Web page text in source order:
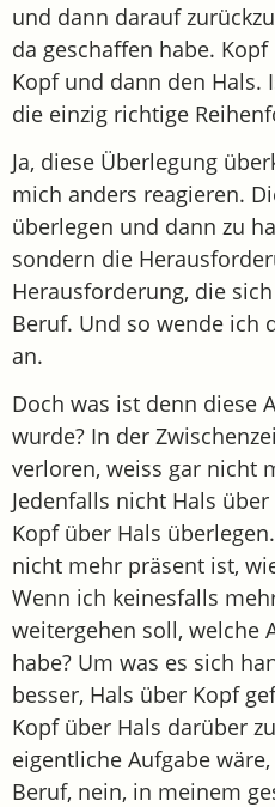
und dann darauf
da geschaffen habe.
Kopf und dann den Hals.
die einzig richtige
Ja, diese Überlegung
mich anders reagieren.
überlegen und dann zu
sondern die
Herausforderung, die
Beruf. Und so wende ich
an.
Doch was ist denn diese
wurde? In der
verloren, weiss gar nicht
Jedenfalls nicht Hals
Kopf über Hals
nicht mehr präsent ist,
Wenn ich keinesfalls
weitergehen soll, welche
habe? Um was es sich
besser, Hals über Kopf
Kopf über Hals darüber
eigentliche Aufgabe
Beruf, nein, in meinem